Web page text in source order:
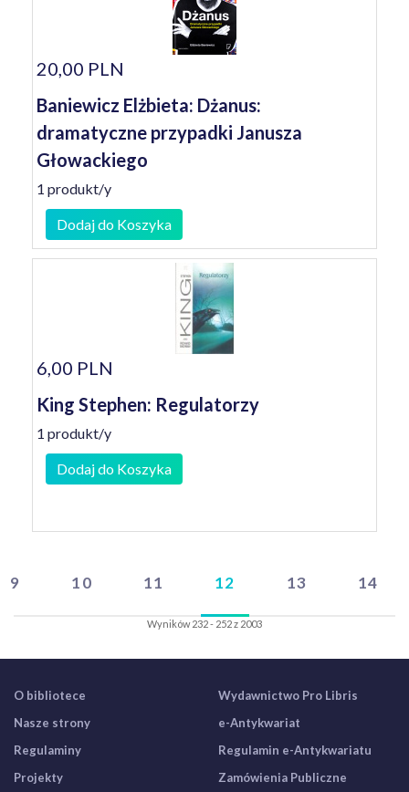
20,00 PLN
Baniewicz Elżbieta: Dżanus:
dramatyczne przypadki Janusza
Głowackiego
1 produkt/y
Dodaj do Koszyka
6,00 PLN
King Stephen: Regulatorzy
1 produkt/y
Dodaj do Koszyka
9 10 11 12 13 14
Wyników 232 - 252 z 2003
O bibliotece
Nasze strony
Regulaminy
Projekty
Wydawnictwo Pro Libris
e-Antykwariat
Regulamin e-Antykwariatu
Zamówienia Publiczne